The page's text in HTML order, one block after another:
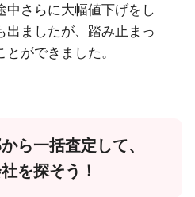
中さらに大幅値下げをし
出ましたが、踏み止まっ
ができました。
ら一括査定して、
を探そう！